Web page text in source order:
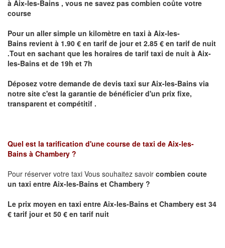
à Aix-les-Bains , vous ne savez pas combien coûte votre
course
Pour un aller simple un kilomètre en taxi à Aix-les-
Bains revient à 1.90 € en tarif de jour et 2.85 € en tarif de nuit
.Tout en sachant que les horaires de tarif taxi de nuit à Aix-
les-Bains et de 19h et 7h
Déposez votre demande de devis taxi surAix-les-Bains via
notre site c'est la garantie de bénéficier d'un prix fixe,
transparent et compétitif .
Quel est la tarification d'une course de taxi de Aix-les-
Bains à Chambery ?
Pour réserver votre taxi Vous souhaitez savoir combien coute
un taxi entre Aix-les-Bains et Chambery ?
Le prix moyen en taxi entre Aix-les-Bains et Chambery est 34
€ tarif jour et 50 € en tarif nuit